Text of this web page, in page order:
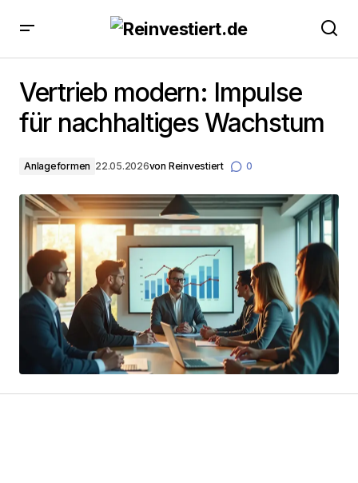
Vertrieb modern: Impulse
für nachhaltiges Wachstum
Anlageformen 22.05.2026von Reinvestiert 0